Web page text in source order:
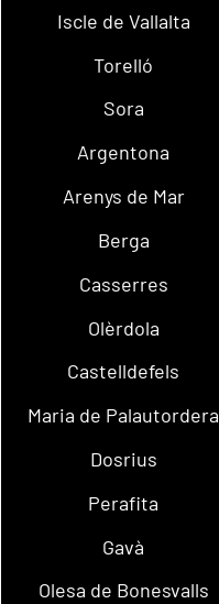
Iscle de Vallalta
Torelló
Sora
Argentona
Arenys de Mar
Berga
Casserres
Olèrdola
Castelldefels
Maria de Palautordera
Dosrius
Perafita
Gavà
Olesa de Bonesvalls